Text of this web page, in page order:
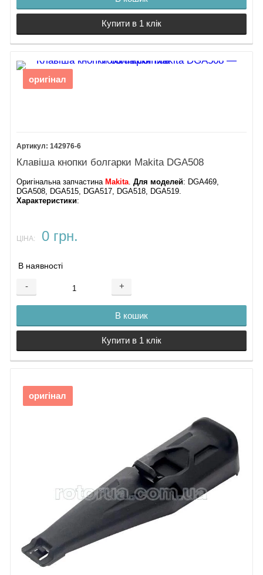
Купити в 1 клік
оригінал
142976-6
Клавіша кнопки болгарки Makita DGA508
Оригінальна запчастина Makita.Для моделей: DGA469,
DGA508, DGA515, DGA517, DGA518, DGA519.
Характеристики:
ЦІНА: 0 грн.
В наявності
- +
В кошик
Купити в 1 клік
оригінал